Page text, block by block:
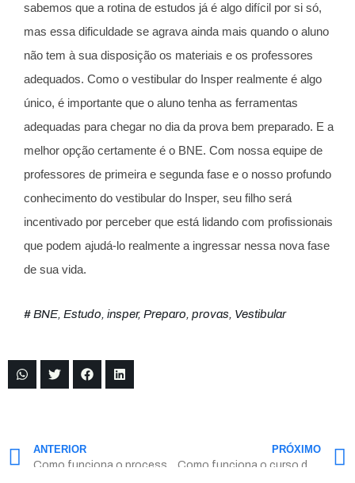
sabemos que a rotina de estudos já é algo difícil por si só,
mas essa dificuldade se agrava ainda mais quando o aluno
não tem à sua disposição os materiais e os professores
adequados. Como o vestibular do Insper realmente é algo
único, é importante que o aluno tenha as ferramentas
adequadas para chegar no dia da prova bem preparado. E a
melhor opção certamente é o BNE. Com nossa equipe de
professores de primeira e segunda fase e o nosso profundo
conhecimento do vestibular do Insper, seu filho será
incentivado por perceber que está lidando com profissionais
que podem ajudá-lo realmente a ingressar nessa nova fase
de sua vida.
#BNE, Estudo, insper, Preparo, provas, Vestibular
ANTERIOR
PRÓXIMO